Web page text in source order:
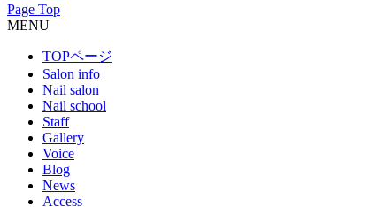
Page Top
MENU
TOPページ
Salon info
Nail salon
Nail school
Staff
Gallery
Voice
Blog
News
Access